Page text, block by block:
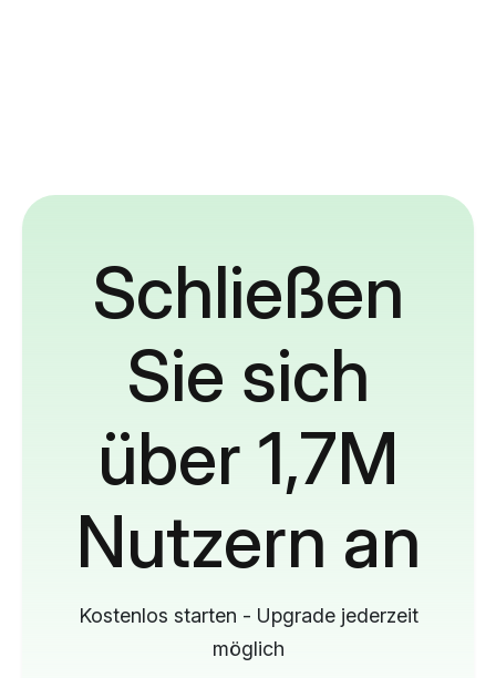
Schließen
Sie sich
über 1,7M
Nutzern an
Kostenlos starten - Upgrade jederzeit
möglich